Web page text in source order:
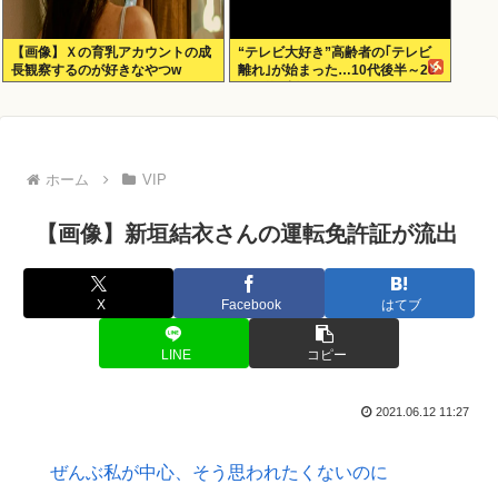
【画像】Ｘの育乳アカウントの成
長観察するのが好きなやつw
“テレビ大好き”高齢者の｢テレビ
離れ｣が始まった…10代後半～20
ホーム VIP
【画像】新垣結衣さんの運転免許証が流出
X Facebook はてブ
LINE コピー
2021.06.12 11:27
ぜんぶ私が中心、そう思われたくないのに